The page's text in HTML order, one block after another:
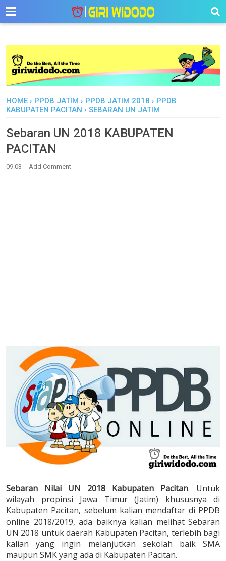
-->
HOME › PPDB JATIM › PPDB JATIM 2018 › PPDB
KABUPATEN PACITAN › SEBARAN UN JATIM
Sebaran UN 2018 KABUPATEN
PACITAN
09.03 Add Comment
Sebaran Nilai UN 2018 Kabupaten Pacitan. Untuk
wilayah propinsi Jawa Timur (Jatim) khususnya di
Kabupaten Pacitan, sebelum kalian mendaftar di PPDB
online 2018/2019, ada baiknya kalian melihat Sebaran
UN 2018 untuk daerah Kabupaten Pacitan, terlebih bagi
kalian yang ingin melanjutkan sekolah baik SMA
maupun SMK yang ada di Kabupaten Pacitan.